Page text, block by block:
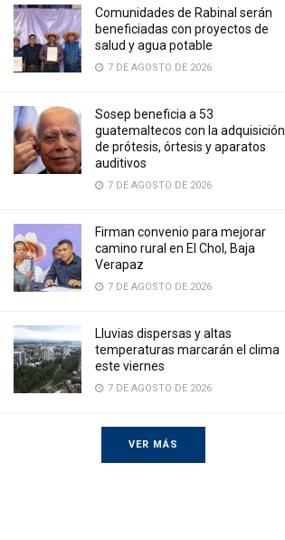
Comunidades de Rabinal serán
beneficiadas con proyectos de
salud y agua potable
7 DE AGOSTO DE 2026
Sosep beneficia a 53
guatemaltecos con la adquisición
de prótesis, órtesis y aparatos
auditivos
7 DE AGOSTO DE 2026
Firman convenio para mejorar
camino rural en El Chol, Baja
Verapaz
7 DE AGOSTO DE 2026
Lluvias dispersas y altas
temperaturas marcarán el clima
este viernes
7 DE AGOSTO DE 2026
VER MÁS